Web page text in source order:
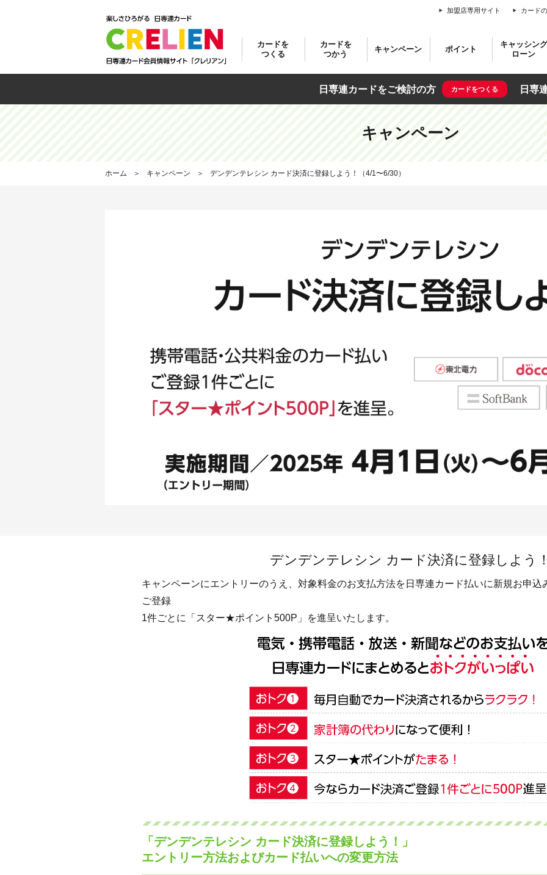
加盟店専用サイト カード
カードを
つくる
お申込みカード
ゴールドカード
お申込みの前に
カードを
つかう
カードが届いたら
ショッピングご利用方法
お支払方法の変更
キャンペーン
ご入会キャンペーン
キャンペーン一覧
全会員
日専連
ポイント
ポイントの仕組み
日専連ギフトカード
ポイント
キャッシング
ローン
お借入れとご返済 キャッシングのご利用方法
インターネットで口座へお振り込み
ギフトカード
JCBギフトカード
テレホンサービス
日専連シニア70（ナナマル）俱楽部
日専連カードをご検討の方 カードをつくる 日専
キャンペーン
ホーム キャンペーン デンデンテレシン カード決済に登録しよう！（4/1〜6/30）
デンデンテレシン カード決済に登録しよう
キャンペーンにエントリーのうえ、対象料金のお支払方法を日専連カード払いに新規お申
ご登録
1件ごとに「スター★ポイント500P」を進呈いたします。
「デンデンテレシン カード決済に登録しよう！」
エントリー方法およびカード払いへの変更方法